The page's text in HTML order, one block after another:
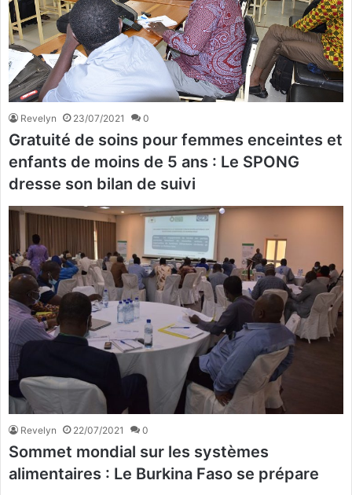
Revelyn 23/07/2021 0
Gratuité de soins pour femmes enceintes et
enfants de moins de 5 ans : Le SPONG
dresse son bilan de suivi
Revelyn 22/07/2021 0
Sommet mondial sur les systèmes
alimentaires : Le Burkina Faso se prépare